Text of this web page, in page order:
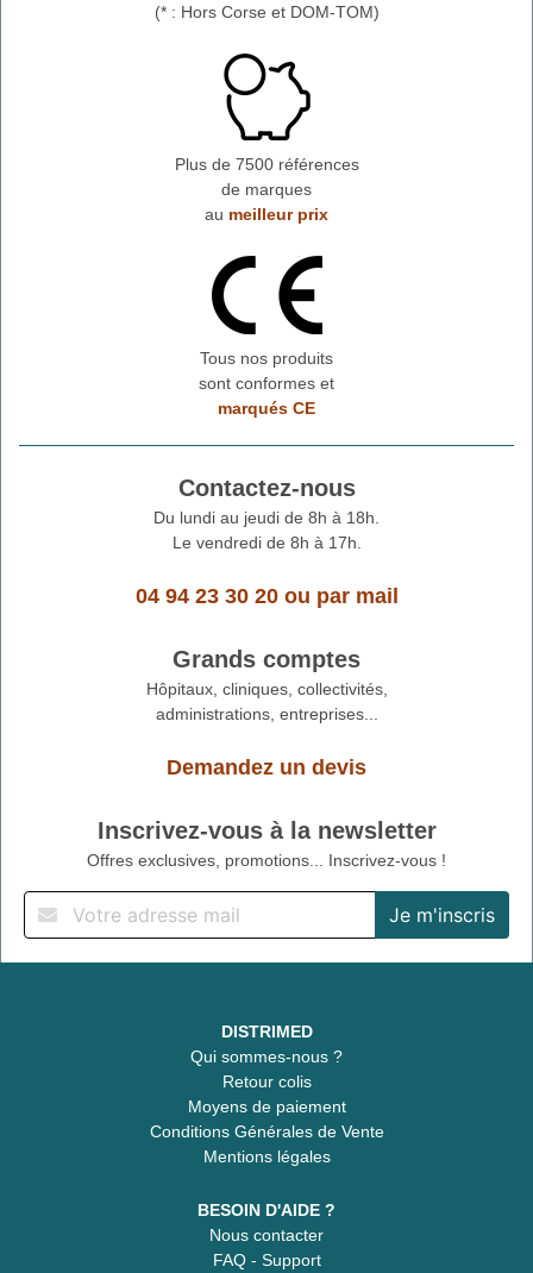
(* : Hors Corse et DOM-TOM)
Plus de 7500 références
de marques
au meilleur prix
Tous nos produits
sont conformes et
marqués CE
Contactez-nous
Du lundi au jeudi de 8h à 18h.
Le vendredi de 8h à 17h.
04 94 23 30 20ou par mail
Grands comptes
Hôpitaux, cliniques, collectivités,
administrations, entreprises...
Demandez un devis
Inscrivez-vous à la newsletter
Offres exclusives, promotions... Inscrivez-vous !
DISTRIMED
Qui sommes-nous ?
Retour colis
Moyens de paiement
Conditions Générales de Vente
Mentions légales
BESOIN D'AIDE ?
Nous contacter
FAQ - Support